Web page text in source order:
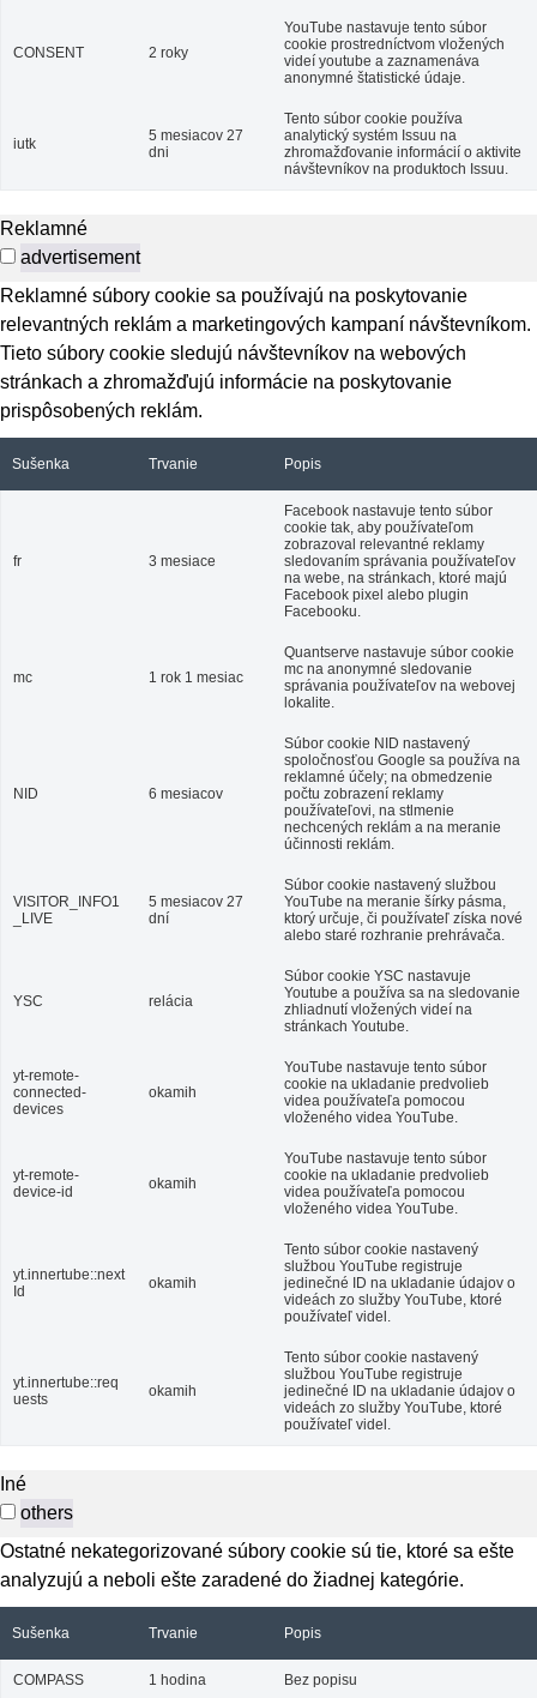
CONSENT 2 roky
YouTube nastavuje tento súbor
cookie prostredníctvom vložených
videí youtube a zaznamenáva
anonymné štatistické údaje.
iutk
5 mesiacov 27
dni
Tento súbor cookie používa
analytický systém Issuu na
zhromažďovanie informácií o aktivite
návštevníkov na produktoch Issuu.
Reklamné
advertisement
Reklamné súbory cookie sa používajú na poskytovanie
relevantných reklám a marketingových kampaní návštevníkom.
Tieto súbory cookie sledujú návštevníkov na webových
stránkach a zhromažďujú informácie na poskytovanie
prispôsobených reklám.
Sušenka Trvanie Popis
fr 3 mesiace
Facebook nastavuje tento súbor
cookie tak, aby používateľom
zobrazoval relevantné reklamy
sledovaním správania používateľov
na webe, na stránkach, ktoré majú
Facebook pixel alebo plugin
Facebooku.
mc 1 rok 1 mesiac
Quantserve nastavuje súbor cookie
mc na anonymné sledovanie
správania používateľov na webovej
lokalite.
NID 6 mesiacov
Súbor cookie NID nastavený
spoločnosťou Google sa používa na
reklamné účely; na obmedzenie
počtu zobrazení reklamy
používateľovi, na stlmenie
nechcených reklám a na meranie
účinnosti reklám.
VISITOR_INFO1
_LIVE
5 mesiacov 27
dní
Súbor cookie nastavený službou
YouTube na meranie šírky pásma,
ktorý určuje, či používateľ získa nové
alebo staré rozhranie prehrávača.
YSC relácia
Súbor cookie YSC nastavuje
Youtube a používa sa na sledovanie
zhliadnutí vložených videí na
stránkach Youtube.
yt-remote-
connected-
devices
okamih
YouTube nastavuje tento súbor
cookie na ukladanie predvolieb
videa používateľa pomocou
vloženého videa YouTube.
yt-remote-
device-id
okamih
YouTube nastavuje tento súbor
cookie na ukladanie predvolieb
videa používateľa pomocou
vloženého videa YouTube.
yt.innertube::next
Id
okamih
Tento súbor cookie nastavený
službou YouTube registruje
jedinečné ID na ukladanie údajov o
videách zo služby YouTube, ktoré
používateľ videl.
yt.innertube::req
uests
okamih
Tento súbor cookie nastavený
službou YouTube registruje
jedinečné ID na ukladanie údajov o
videách zo služby YouTube, ktoré
používateľ videl.
Iné
others
Ostatné nekategorizované súbory cookie sú tie, ktoré sa ešte
analyzujú a neboli ešte zaradené do žiadnej kategórie.
Sušenka Trvanie Popis
COMPASS 1 hodina Bez popisu